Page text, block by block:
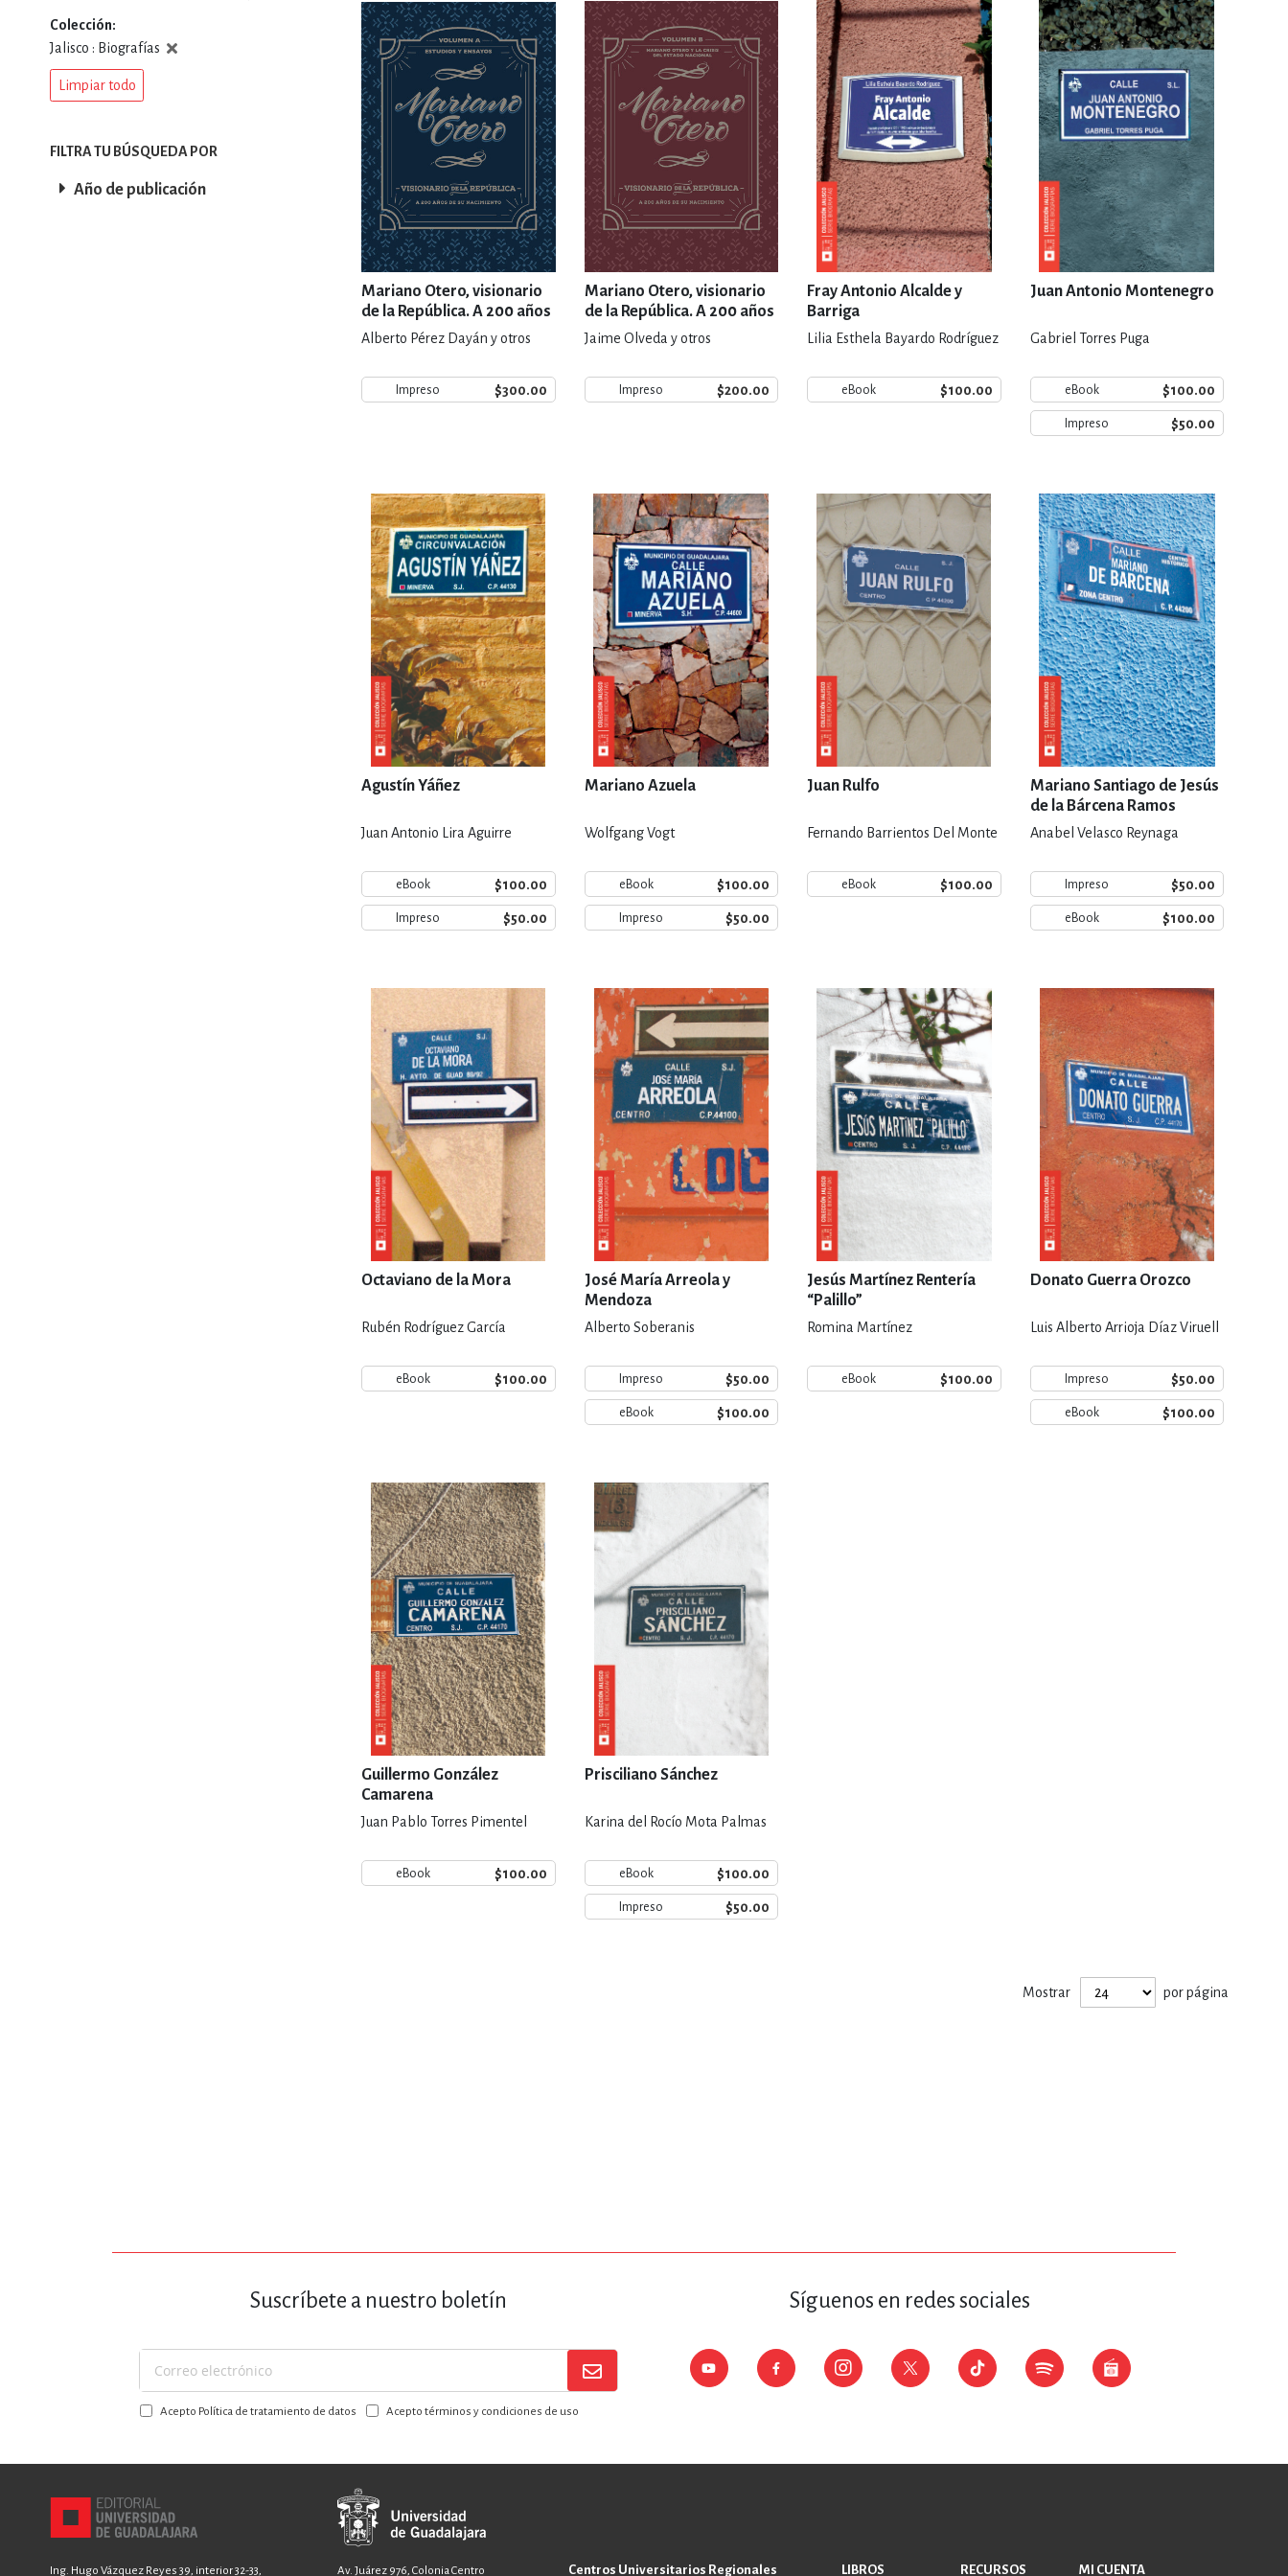
DEPORTES Y ACTIVIDADES DE OCIO AL AIRE LIBRE DERECHO
ECONOMÍA, FINANZAS, EMPRESA Y GESTIÓN
ESTILOS DE VIDA, AFICIONES Y OCIO FICCIÓN Y TEMAS AFINES
FILOSOFÍA Y RELIGIÓN HISTORIA Y ARQUEOLOGÍA
INFANTILES, JUVENILES Y DIDÁCTICOS LENGUAJE Y LINGÜÍSTICA
MEDICINA, ENFERMERÍA, VETERINARIA
NOVELA GRÁFICA, LIBROS DE CÓMICS, DIBUJOS ANIMADOS
SALUD, RELACIONES Y DESARROLLO PERSONAL
SOCIEDAD Y CIENCIAS SOCIALES
TECNOLOGÍA, INGENIERÍA, AGRICULTURA
Mariano Otero, visionario
de la República. A 200 años
de su nacimiento
Alberto Pérez Dayán y otros
Impreso $300.00
Mariano Otero, visionario
de la República. A 200 años
de su nacimiento
Jaime Olveda y otros
Impreso $200.00
Fray Antonio Alcalde y
Barriga
Lilia Esthela Bayardo Rodríguez
eBook $100.00
Juan Antonio Montenegro
Gabriel Torres Puga
eBook $100.00
Impreso $50.00
Agustín Yáñez
Juan Antonio Lira Aguirre
eBook $100.00
Impreso $50.00
Mariano Azuela
Wolfgang Vogt
eBook $100.00
Impreso $50.00
Juan Rulfo
Fernando Barrientos Del Monte
eBook $100.00
Mariano Santiago de Jesús
de la Bárcena Ramos
Anabel Velasco Reynaga
Impreso $50.00
eBook $100.00
Octaviano de la Mora
Rubén Rodríguez García
eBook $100.00
José María Arreola y
Mendoza
Alberto Soberanis
Impreso $50.00
eBook $100.00
Jesús Martínez Rentería
“Palillo”
Romina Martínez
eBook $100.00
Donato Guerra Orozco
Luis Alberto Arrioja Díaz Viruell
Impreso $50.00
eBook $100.00
Guillermo González
Camarena
Juan Pablo Torres Pimentel
eBook $100.00
Prisciliano Sánchez
Karina del Rocío Mota Palmas
eBook $100.00
Impreso $50.00
Mostrar por página
Colección
Jalisco : Biografías
Limpiar todo
FILTRA TU BÚSQUEDA POR
Año de publicación
Suscríbete a nuestro boletín
Suscríbase
a
nuestroAcepto Política de tratamiento de datos Acepto términos y condiciones de uso
Síguenos en redes sociales
Ing. Hugo Vázquez Reyes 39, interior 32-33, Av. Juárez 976, Colonia Centro Centros Universitarios Regionales LIBROS RECURSOS MI CUENTA